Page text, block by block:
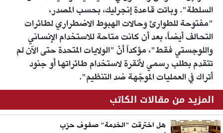
السلطة". وباتت قاعدة إنجرليك، بحسب المصدر،
"مفتوحة للطوارئ وحالات الهبوط الاضطراري لطائرات
التحالف أيضاً، بعد أن كانت متاحة للاستخدام الإنساني
واللوجستي فقط"، مؤكداً أنّ "الولايات المتحدة حتى الآن لم
تتقدم بطلب رسمي لأنقرة لاستخدام طائراتها أو جنود
أتراك في العمليات الموجّهة ضد التنظيم".
المزيد من مقالات الكاتب
هل اخترقت "الخدمة" صفوف حزب